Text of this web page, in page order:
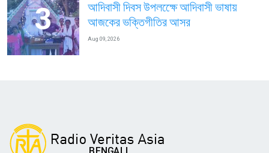
আদিবাসী দিবস উপলক্ষেে আদিবাসী ভাষায়
আজকের ভক্তিগীতির আসর
Aug 09, 2026